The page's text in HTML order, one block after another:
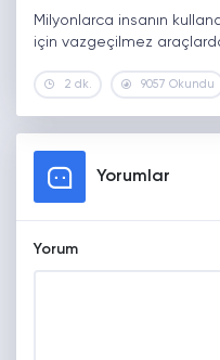
Milyonlarca insanın
için vazgeçilmez
2 dk. 9057 Okundu
Yorumlar
Yorum